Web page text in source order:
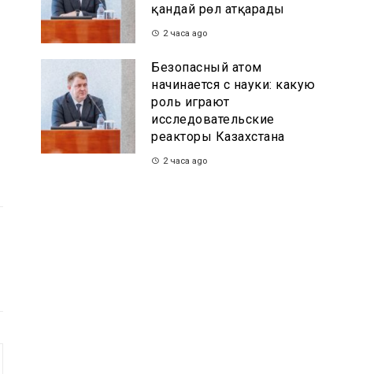
қандай рөл атқарады
2 часа ago
Безопасный атом
начинается с науки: какую
роль играют
исследовательские
реакторы Казахстана
2 часа ago